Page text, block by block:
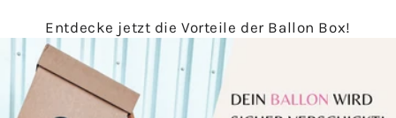
Entdecke jetzt die Vorteile der Ballon Box!